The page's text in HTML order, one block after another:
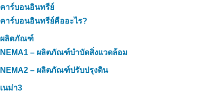
คาร์บอนอินทรีย์
คาร์บอนอินทรีย์คืออะไร?
ผลิตภัณฑ์
NEMA1 – ผลิตภัณฑ์บำบัดสิ่งแวดล้อม
NEMA2 – ผลิตภัณฑ์ปรับปรุงดิน
เนม่า3